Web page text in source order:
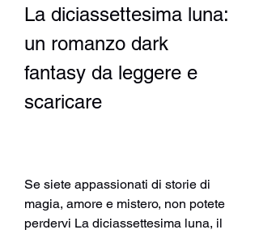
La diciassettesima luna:
un romanzo dark
fantasy da leggere e
scaricare
Se siete appassionati di storie di
magia, amore e mistero, non potete
perdervi La diciassettesima luna, il